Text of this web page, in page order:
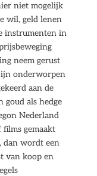
niet mogelijk
wil, geld lenen
instrumenten in
neem gerust
onderworpen
aan de
goud als hedge
Nederland
gemaakt
dan wordt een
van koop en